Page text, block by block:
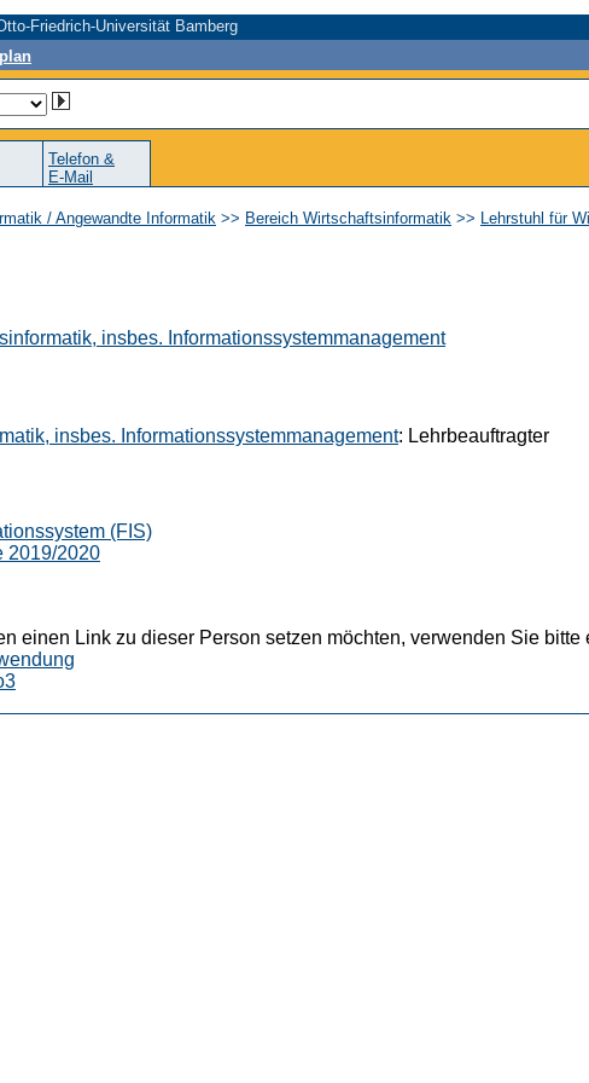
Friedrich-Universität Bamberg
Telefon &
E-Mail
/ Angewandte Informatik >> Bereich Wirtschaftsinformatik >> Lehrstuhl für
insbes. Informationssystemmanagement
insbes. Informationssystemmanagement: Lehrbeauftragter
(FIS)
2019/2020
einen Link zu dieser Person setzen möchten, verwenden Sie bitte